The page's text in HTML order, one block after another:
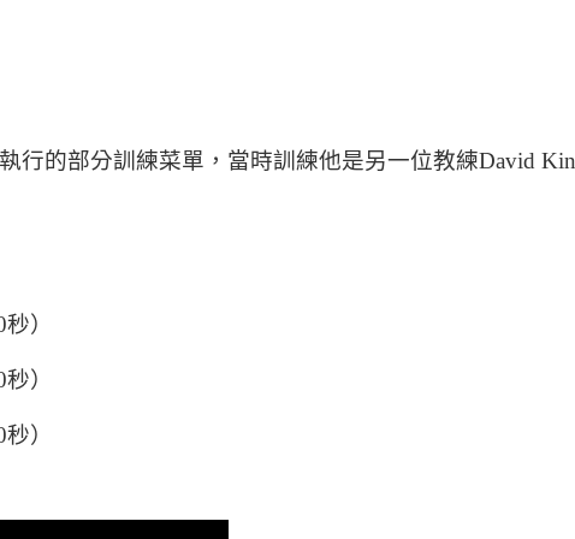
行的部分訓練菜單，當時訓練他是另一位教練David
）
）
）